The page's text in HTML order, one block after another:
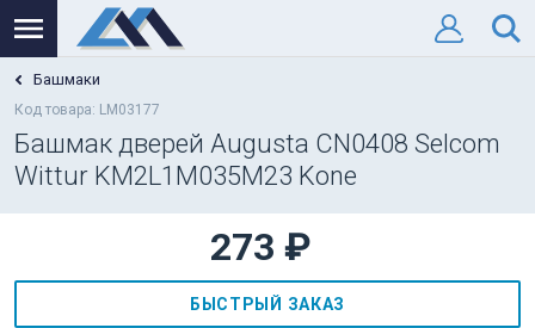
Башмаки
Код товара: LM03177
Башмак дверей Augusta CN0408 Selcom
Wittur KM2L1M035M23 Kone
273 ₽
БЫСТРЫЙ ЗАКАЗ